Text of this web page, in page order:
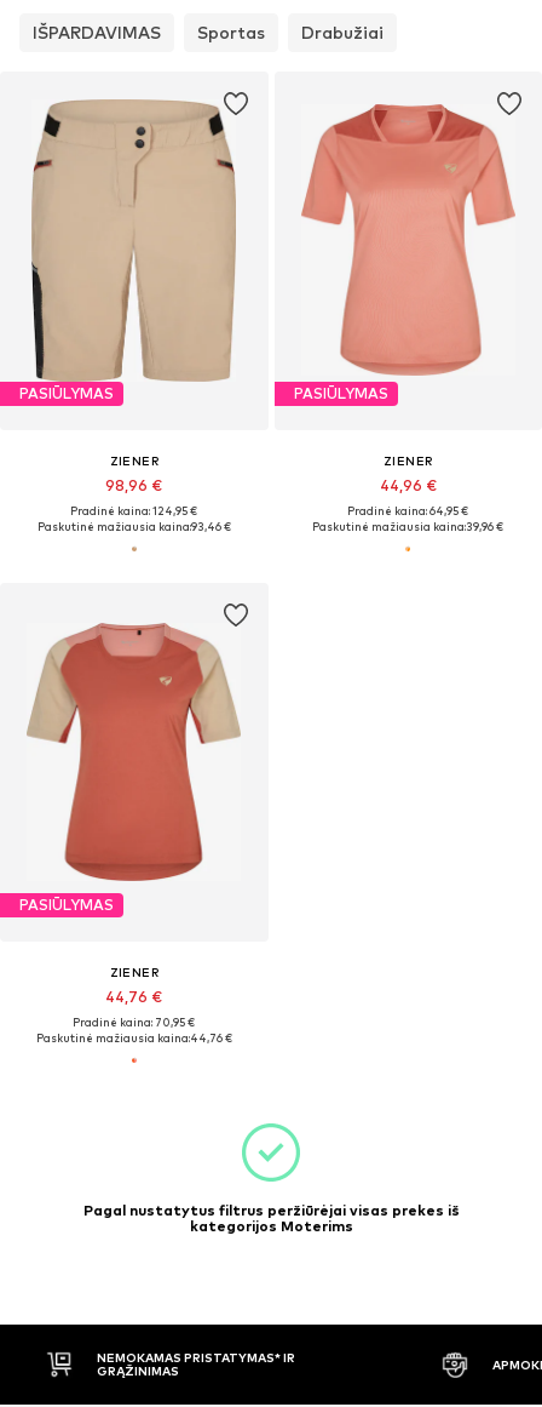
IŠPARDAVIMAS Sportas Drabužiai
PASIŪLYMAS
ZIENER
98,96 €
Pradinė kaina: 124,95 €
Paskutinė mažiausia kaina:93,46 €
PASIŪLYMAS
ZIENER
44,96 €
Pradinė kaina: 64,95 €
Paskutinė mažiausia kaina:39,96 €
PASIŪLYMAS
ZIENER
44,76 €
Pradinė kaina: 70,95 €
Paskutinė mažiausia kaina:44,76 €
Pagal nustatytus filtrus peržiūrėjai visas prekes iš
kategorijos Moterims
NEMOKAMAS PRISTATYMAS* IR
GRĄŽINIMAS